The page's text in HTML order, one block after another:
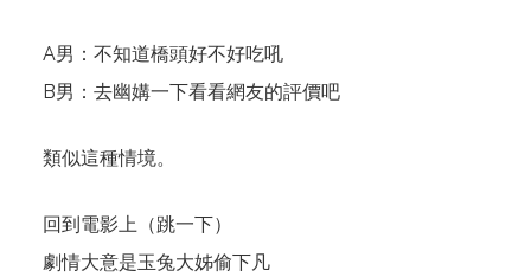
A男：不知道橋頭好不好吃吼
B男：去幽媾一下看看網友的評價吧
類似這種情境。
回到電影上（跳一下）
劇情大意是玉兔大姊偷下凡